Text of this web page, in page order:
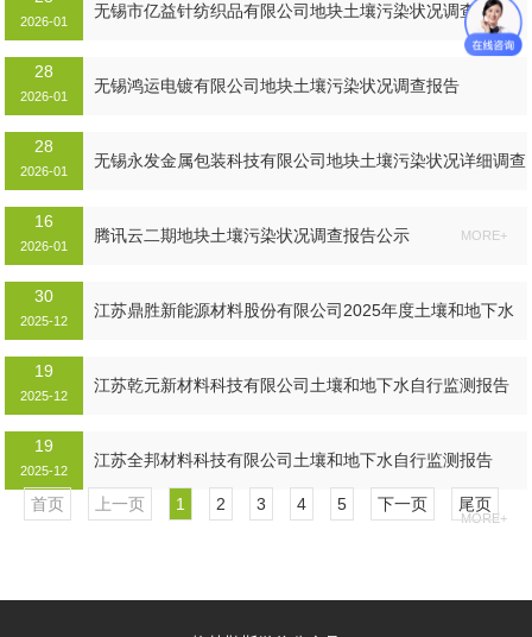
2026-01
无锡市亿益针纺织品有限公司地块土壤污染状况调查报告
28
2026-01
无锡鸿运电镀有限公司地块土壤污染状况调查报告
28
2026-01
无锡永发金属包装科技有限公司地块土壤污染状况详细调查
16
2026-01
腾讯云二期地块土壤污染状况调查报告公示 MORE+
30
2025-12
江苏鼎胜新能源材料股份有限公司2025年度土壤和地下水
19
2025-12
江苏乾元新材料科技有限公司土壤和地下水自行监测报告
19
2025-12
江苏全邦材料科技有限公司土壤和地下水自行监测报告
MORE+
首页 上一页 1 2 3 4 5 下一页 尾页